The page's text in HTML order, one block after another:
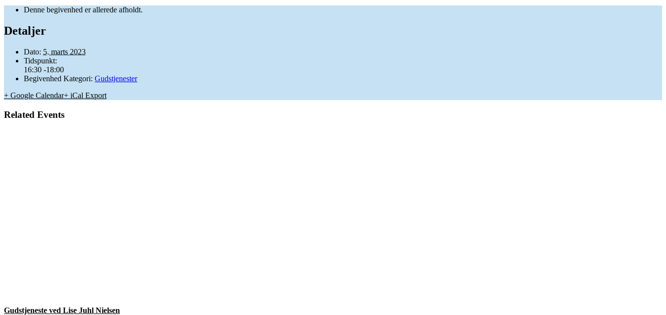
Denne begivenhed er allerede afholdt.
Detaljer
Dato: 5. marts 2023
Tidspunkt:
16:30 -18:00
Begivenhed Kategori: Gudstjenester
+ Google Calendar+ iCal Export
Related Events
Gudstjeneste ved Lise Juhl Nielsen